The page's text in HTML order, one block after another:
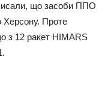
що засоби ППО
Херсону. Проте
з 12 ракет HIMARS